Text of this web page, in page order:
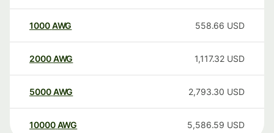
1000AWG 558.66 USD
2000AWG 1,117.32 USD
5000AWG 2,793.30 USD
10000 AWG 5,586.59 USD